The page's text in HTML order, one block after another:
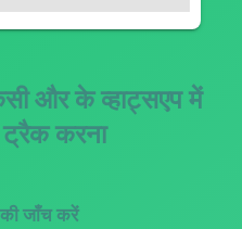
और के व्हाट्सएप में
ट्रैक करना
जाँच करें